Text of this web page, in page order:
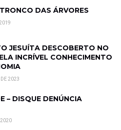
DAS ÁRVORES
JESUÍTA DESCOBERTO NO
INCRÍVEL CONHECIMENTO
DE 2023
– DISQUE DENÚNCIA
2020